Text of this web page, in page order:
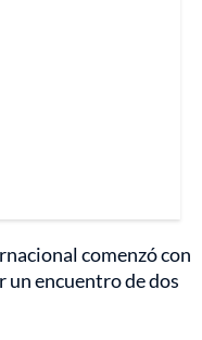
comenzó con
un encuentro de dos